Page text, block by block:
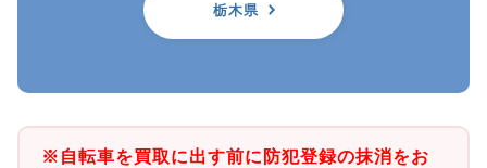
栃木県
※自転車を買取に出す前に防犯登録の抹消をお